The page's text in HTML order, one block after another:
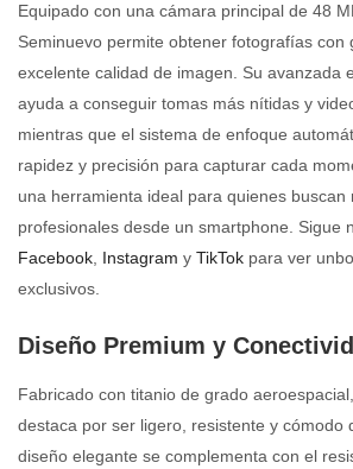
Equipado con una cámara principal de 48
Seminuevo permite obtener fotografías con
excelente calidad de imagen. Su avanzada
ayuda a conseguir tomas más nítidas y
mientras que el sistema de enfoque
rapidez y precisión para capturar cada
una herramienta ideal para quienes buscan
profesionales desde un smartphone. Sigue
Facebook Instagram y TikTok para ver
exclusivos.
Diseño Premium y
Fabricado con titanio de grado
destaca por ser ligero, resistente y cómodo
diseño elegante se complementa con el